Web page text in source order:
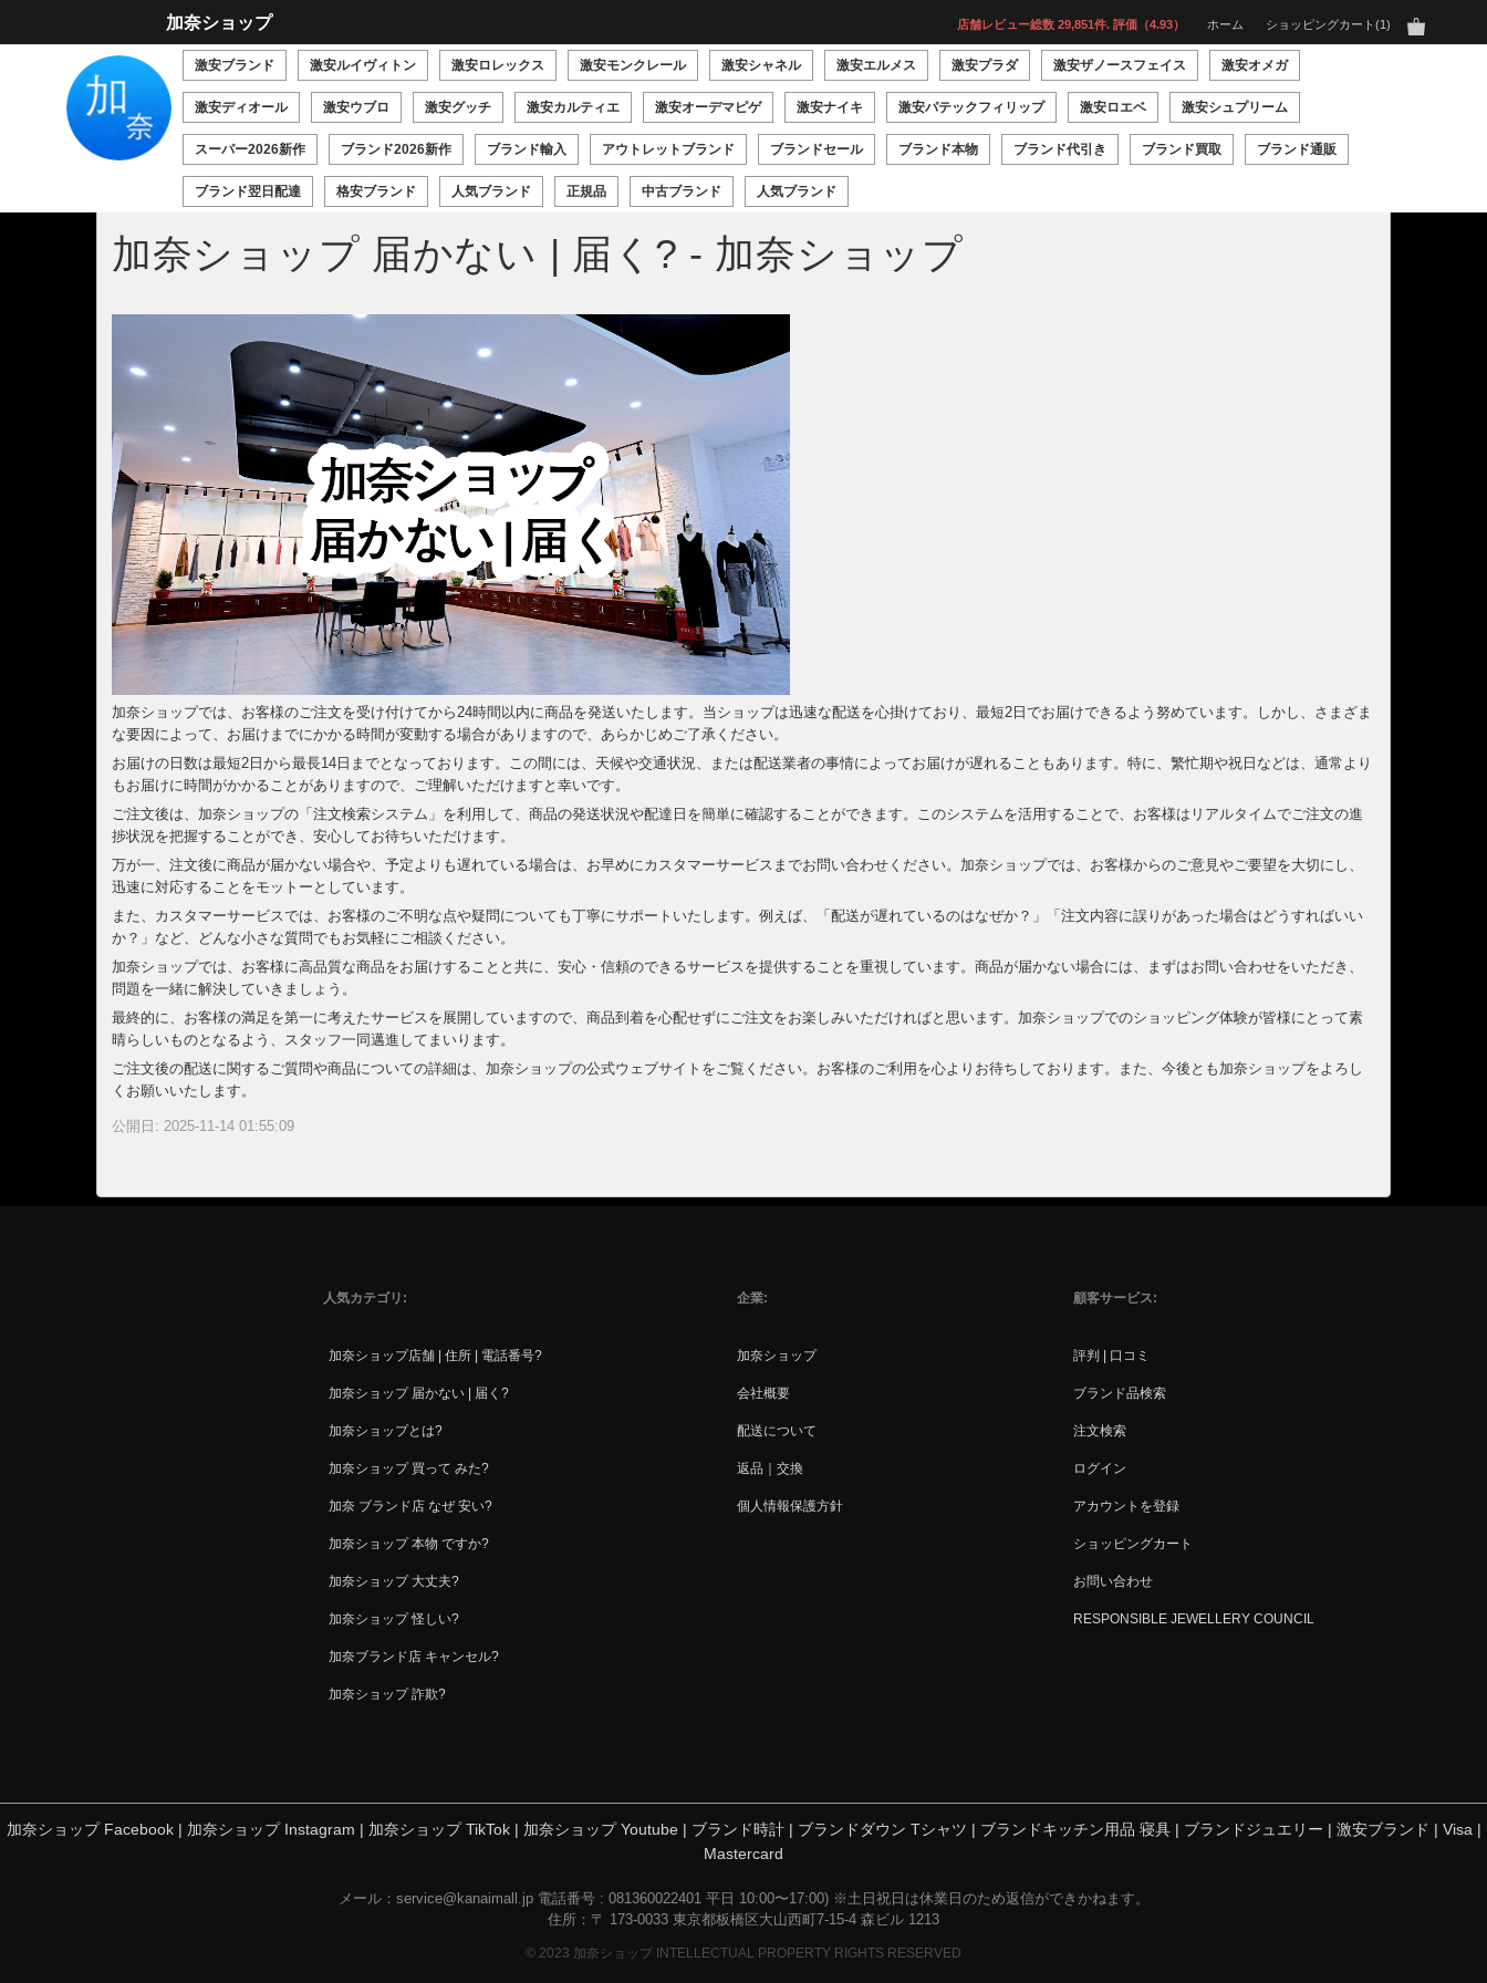
加奈ショップ 店舗レビュー総数 29,851件. 評価（4.93） ホーム ショッピングカート 1
激安ブランド 激安ルイヴィトン 激安ロレックス 激安モンクレール 激安シャネル 激安エルメス 激安プラダ 激安ザノースフェイス 激安オメガ
激安ディオール 激安ウブロ 激安グッチ 激安カルティエ 激安オーデマピゲ 激安ナイキ 激安パテックフィリップ 激安ロエベ 激安シュプリーム
スーパー2026新作 ブランド2026新作 ブランド輸入 アウトレットブランド ブランドセール ブランド本物 ブランド代引き ブランド買取 ブランド通販
ブランド翌日配達 格安ブランド 人気ブランド 正規品 中古ブランド 人気ブランド
加奈ショップ 届かない | 届く? - 加奈ショップ
加奈ショップでは、お客様のご注文を受け付けてから24時間以内に商品を発送いたします。当ショップは迅速な配送を心掛けており、最短2日でお届けできるよう努めています。しかし、さまざま
な要因によって、お届けまでにかかる時間が変動する場合がありますので、あらかじめご了承ください。
お届けの日数は最短2日から最長14日までとなっております。この間には、天候や交通状況、または配送業者の事情によってお届けが遅れることもあります。特に、繁忙期や祝日などは、通常より
もお届けに時間がかかることがありますので、ご理解いただけますと幸いです。
ご注文後は、加奈ショップの「注文検索システム」を利用して、商品の発送状況や配達日を簡単に確認することができます。このシステムを活用することで、お客様はリアルタイムでご注文の進
捗状況を把握することができ、安心してお待ちいただけます。
万が一、注文後に商品が届かない場合や、予定よりも遅れている場合は、お早めにカスタマーサービスまでお問い合わせください。加奈ショップでは、お客様からのご意見やご要望を大切にし、
迅速に対応することをモットーとしています。
また、カスタマーサービスでは、お客様のご不明な点や疑問についても丁寧にサポートいたします。例えば、「配送が遅れているのはなぜか？」「注文内容に誤りがあった場合はどうすればいい
か？」など、どんな小さな質問でもお気軽にご相談ください。
加奈ショップでは、お客様に高品質な商品をお届けすることと共に、安心・信頼のできるサービスを提供することを重視しています。商品が届かない場合には、まずはお問い合わせをいただき、
問題を一緒に解決していきましょう。
最終的に、お客様の満足を第一に考えたサービスを展開していますので、商品到着を心配せずにご注文をお楽しみいただければと思います。加奈ショップでのショッピング体験が皆様にとって素
晴らしいものとなるよう、スタッフ一同邁進してまいります。
ご注文後の配送に関するご質問や商品についての詳細は、加奈ショップの公式ウェブサイトをご覧ください。お客様のご利用を心よりお待ちしております。また、今後とも加奈ショップをよろし
くお願いいたします。
公開日: 2025-11-14 01:55:09
人気カテゴリ
加奈ショップ店舗 | 住所 | 電話番号?
加奈ショップ 届かない | 届く?
加奈ショップとは?
加奈ショップ 買って みた?
加奈 ブランド店 なぜ 安い?
加奈ショップ 本物 ですか?
加奈ショップ 大丈夫?
加奈ショップ 怪しい?
加奈ブランド店 キャンセル?
加奈ショップ 詐欺?
企業
加奈ショップ
会社概要
配送について
返品｜交換
個人情報保護方針
顧客サービス
評判 | 口コミ
ブランド品検索
注文検索
ログイン
アカウントを登録
ショッピングカート
お問い合わせ
RESPONSIBLE JEWELLERY COUNCIL
加奈ショップ Facebook| 加奈ショップ Instagram | 加奈ショップ TikTok| 加奈ショップ Youtube| ブランド時計| ブランドダウン Tシャツ | ブランドキッチン用品 寝具| ブランドジュエリー | 激安ブランド | Visa |
Mastercard
メール： service@kanaimall.jp電話番号 : 081360022401 平日 10:00〜17:00) ※土日祝日は休業日のため返信ができかねます。
住所：〒 173-0033 東京都板橋区大山西町7-15-4 森ビル 1213
© 2023 加奈ショップ INTELLECTUAL PROPERTY RIGHTS RESERVED